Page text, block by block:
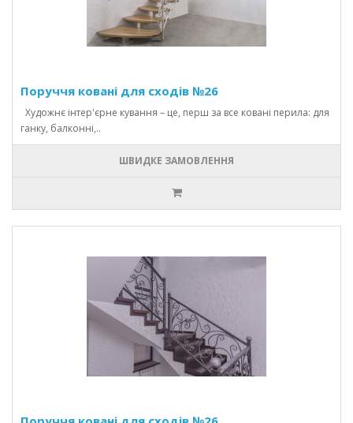
Поруччя ковані для сходів №26
Художнє інтер'єрне кування – це, перш за все ковані перила: для
ганку, балконні,..
ШВИДКЕ ЗАМОВЛЕННЯ